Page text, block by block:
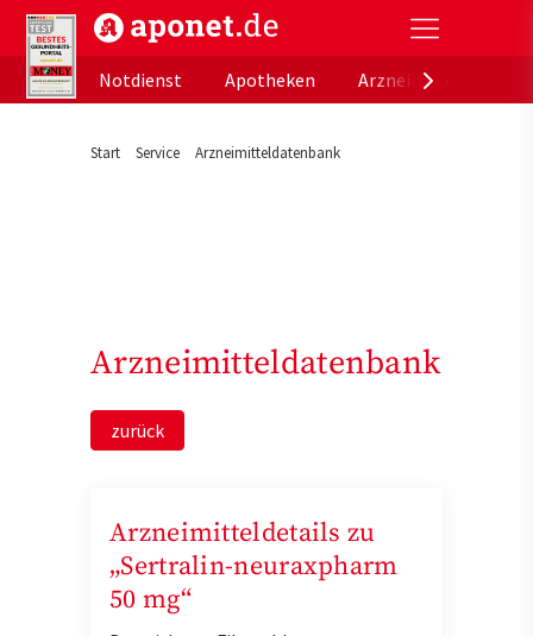
aponet.de - Das offizielle Gesundheitsportal der
Notdienst
Apotheken
Start Service Arzneimitteldatenbank
Arzneimitteldatenbank
zurück
Arzneimitteldetails zu
„Sertralin-neuraxpharm
50 mg“